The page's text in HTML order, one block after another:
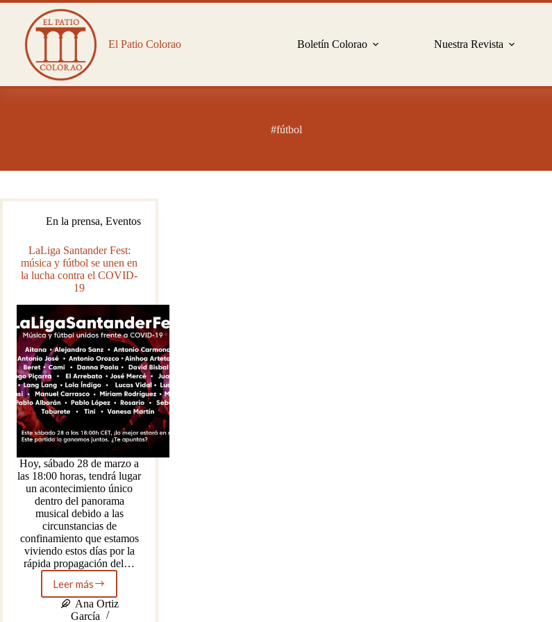
Saltar
contenido
El Patio Colorao
Boletín Colorao Nuestra Revista
#fútbol
En la prensa, Eventos
LaLiga Santander Fest:
música y fútbol se unen en
la lucha contra el COVID-
19
Hoy, sábado 28 de marzo a
las 18:00 horas, tendrá lugar
un acontecimiento único
dentro del panorama
musical debido a las
circunstancias de
confinamiento que estamos
viviendo estos días por la
rápida propagación del…
Leer más
LaLiga
Santander
Fest:
Ana Ortiz
García